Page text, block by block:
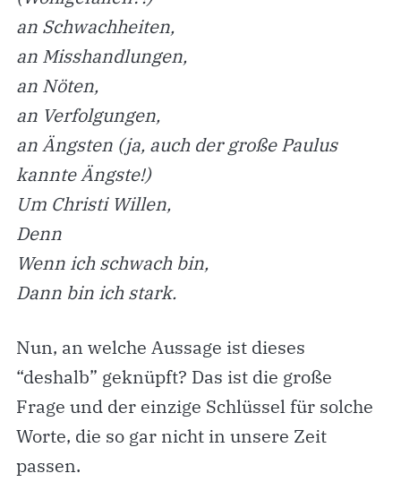
an Schwachheiten,
an Misshandlungen,
an Nöten,
an Verfolgungen,
an Ängsten (ja, auch der große Paulus
kannte Ängste!)
Um Christi Willen,
Denn
Wenn ich schwach bin,
Dann bin ich stark.
Nun, an welche Aussage ist dieses
“deshalb” geknüpft? Das ist die große
Frage und der einzige Schlüssel für solche
Worte, die so gar nicht in unsere Zeit
passen.